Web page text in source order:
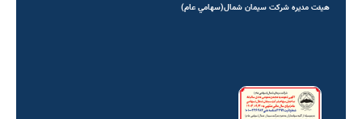
هيئت مديره شركت سيمان شمال(سهامي عام)